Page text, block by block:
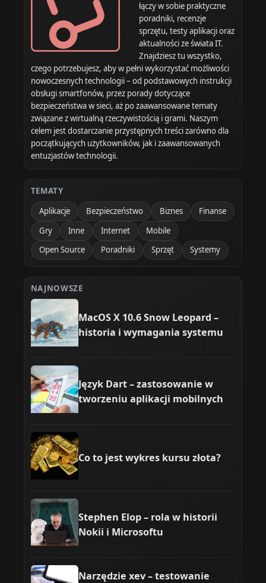
łączy w sobie praktyczne
poradniki, recenzje
sprzętu, testy aplikacji oraz
aktualności ze świata IT.
Znajdziesz tu wszystko,
czego potrzebujesz, aby w pełni wykorzystać możliwości
nowoczesnych technologii – od podstawowych instrukcji
obsługi smartfonów, przez porady dotyczące
bezpieczeństwa w sieci, aż po zaawansowane tematy
związane z wirtualną rzeczywistością i grami. Naszym
celem jest dostarczanie przystępnych treści zarówno dla
początkujących użytkowników, jak i zaawansowanych
entuzjastów technologii.
TEMATY
Aplikacje
Bezpieczeństwo Biznes
Finanse
Gry
Inne Internet
Mobile
Open Source
Poradniki Sprzęt Systemy
NAJNOWSZE
MacOS X 10.6 Snow Leopard –
historia i wymagania systemu
Język Dart – zastosowanie w
tworzeniu aplikacji mobilnych
Co to jest wykres kursu złota?
Stephen Elop – rola w historii
Nokii i Microsoftu
Narzędzie xev – testowanie